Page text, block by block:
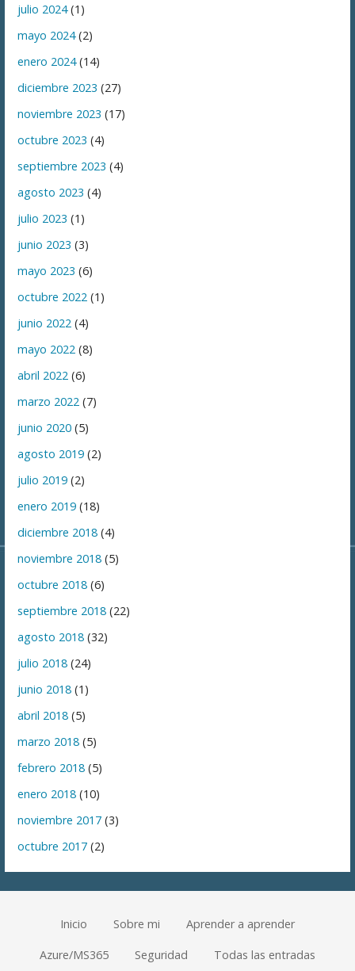
julio 2024(1)
mayo 2024(2)
enero 2024(14)
diciembre 2023 (27)
noviembre 2023 (17)
octubre 2023 (4)
septiembre 2023 (4)
agosto 2023 (4)
julio 2023 (1)
junio 2023 (3)
mayo 2023 (6)
octubre 2022 (1)
junio 2022 (4)
mayo 2022 (8)
abril 2022 (6)
marzo 2022 (7)
junio 2020 (5)
agosto 2019 (2)
julio 2019 (2)
enero 2019 (18)
diciembre 2018 (4)
noviembre 2018 (5)
octubre 2018 (6)
septiembre 2018 (22)
agosto 2018 (32)
julio 2018 (24)
junio 2018 (1)
abril 2018 (5)
marzo 2018 (5)
febrero 2018 (5)
enero 2018 (10)
noviembre 2017 (3)
octubre 2017 (2)
Inicio Sobre mi Aprender a aprender
Azure/MS365 Seguridad Todas las entradas